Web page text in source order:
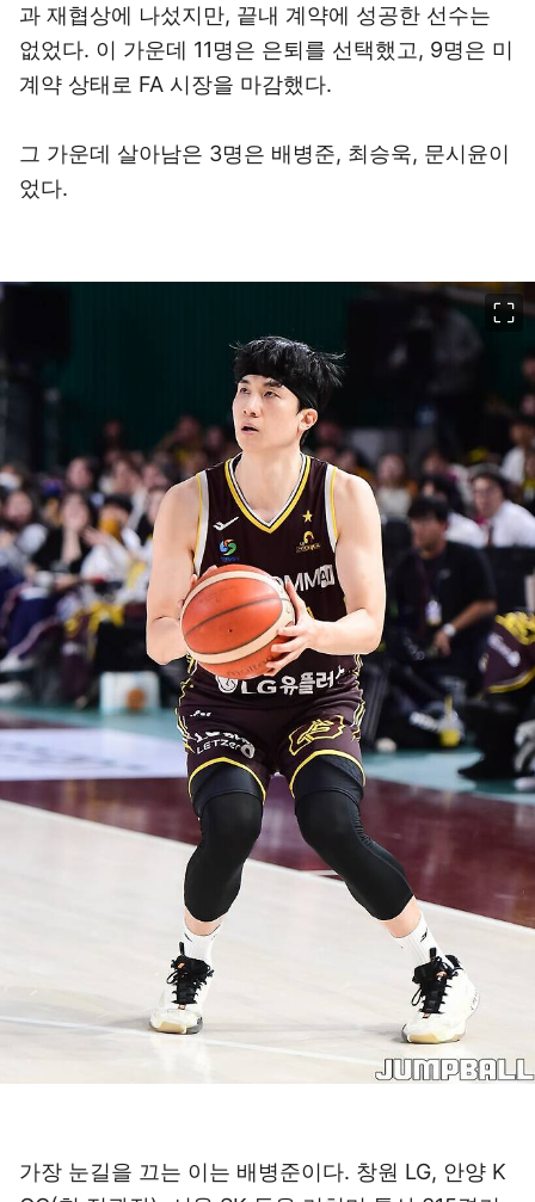
과 재협상에 나섰지만, 끝내 계약에 성공한 선수는
없었다. 이 가운데 11명은 은퇴를 선택했고, 9명은 미
계약 상태로 FA 시장을 마감했다.
그 가운데 살아남은 3명은 배병준, 최승욱, 문시윤이
었다.
가장 눈길을 끄는 이는 배병준이다. 창원 LG, 안양 K